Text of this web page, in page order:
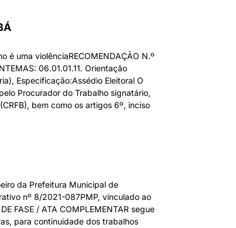
é uma violênciaRECOMENDAÇÃO N.º
06.01.01.11. Orientação
Especificação:Assédio Eleitoral O
Procurador do Trabalho signatário,
bem como os artigos 6º, inciso
da Prefeitura Municipal de
nº 8/2021-087PMP, vinculado ao
FASE / ATA COMPLEMENTAR segue
para continuidade dos trabalhos